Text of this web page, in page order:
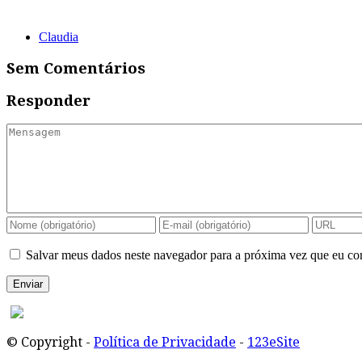
Claudia
Sem Comentários
Responder
Salvar meus dados neste navegador para a próxima vez que eu
© Copyright - Política de Privacidade - 123eSite